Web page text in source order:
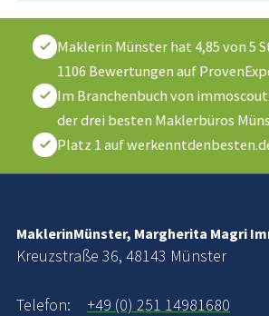
Maklerin Münster hat 4,85 von 5
1106 Bewertungen auf
Im Branchenbuch von
der drei besten Maklerbüros
Platz 1 auf
MaklerinMünster, Margherita Magri
Kreuzstraße 36, 48143 Münster
Telefon:
+49 (0) 251 14981680